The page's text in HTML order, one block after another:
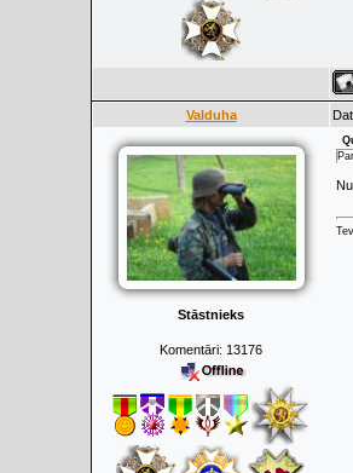
Valduha
Stāstnieks
Komentāri: 13176